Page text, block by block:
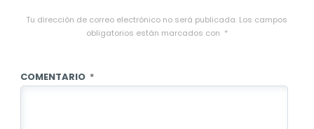
Tu dirección de correo electrónico no será publicada. Los campos
obligatorios están marcados con *
COMENTARIO *